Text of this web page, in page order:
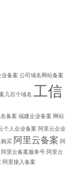
业备案 公司域名网站备案
几百个域名 工信
备案 福建企业备案 网站
个人企业备案 阿里云企业
买 阿里云备案 阿
阿里云备案服务号 阿里云
阿里接入备案